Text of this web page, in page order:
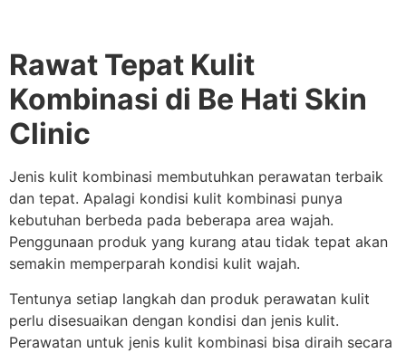
Rawat Tepat Kulit
Kombinasi di Be Hati Skin
Clinic
Jenis kulit kombinasi membutuhkan perawatan terbaik
dan tepat. Apalagi kondisi kulit kombinasi punya
kebutuhan berbeda pada beberapa area wajah.
Penggunaan produk yang kurang atau tidak tepat akan
semakin memperparah kondisi kulit wajah.
Tentunya setiap langkah dan produk perawatan kulit
perlu disesuaikan dengan kondisi dan jenis kulit.
Perawatan untuk jenis kulit kombinasi bisa diraih secara